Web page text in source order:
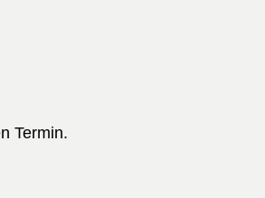
Termin.